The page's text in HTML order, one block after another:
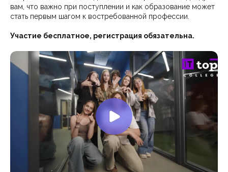
вам, что важно при поступлении и как образование может
стать первым шагом к востребованной профессии.
Участие бесплатное, регистрация обязательна.